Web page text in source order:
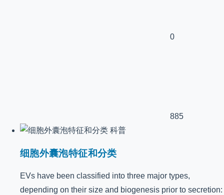
0
885
科普
细胞外囊泡特征和分类
EVs have been classified into three major types,
depending on their size and biogenesis prior to secretion: